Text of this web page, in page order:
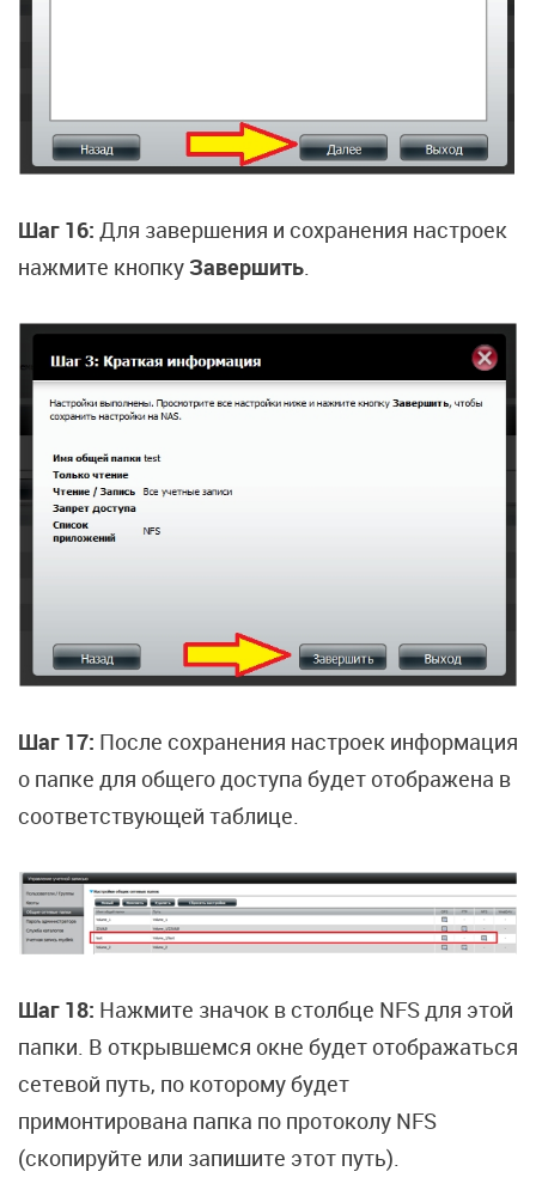
Шаг 16: Для завершения и сохранения настроек
нажмите кнопкуЗавершить
Шаг 17: После сохранения настроек информация
о папке для общего доступа будет отображена в
соответствующей таблице.
Шаг 18: Нажмите значок в столбце NFS для этой
папки. В открывшемся окне будет отображаться
сетевой путь, по которому будет
примонтирована папка по протоколу NFS
(скопируйте или запишите этот путь).